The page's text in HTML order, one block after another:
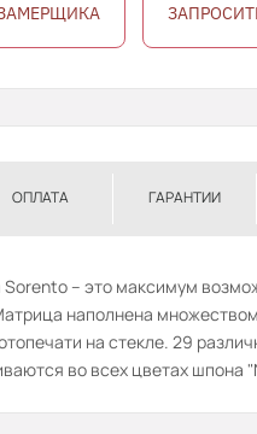
ОПЛАТА ГАРАНТИИ
– это максимум
наполнена
на стекле. 29
во всех цветах шпона